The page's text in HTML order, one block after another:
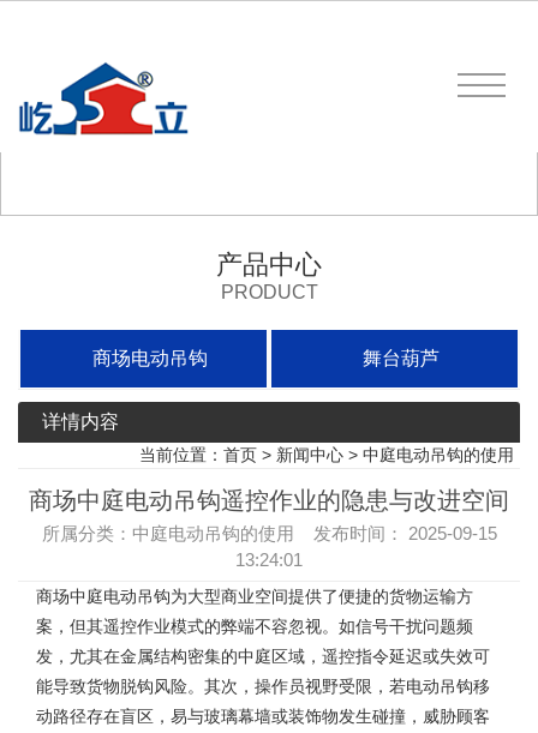
产品中心
PRODUCT
商场电动吊钩 舞台葫芦
详情内容
当前位置： 首页 > 新闻中心 > 中庭电动吊钩的使用
商场中庭电动吊钩遥控作业的隐患与改进空间
所属分类：中庭电动吊钩的使用 发布时间： 2025-09-15
13:24:01
商场中庭电动吊钩为大型商业空间提供了便捷的货物运输方
案，但其遥控作业模式的弊端不容忽视。如信号干扰问题频
发，尤其在金属结构密集的中庭区域，遥控指令延迟或失效可
能导致货物脱钩风险。其次，操作员视野受限，若电动吊钩移
动路径存在盲区，易与玻璃幕墙或装饰物发生碰撞，威胁顾客